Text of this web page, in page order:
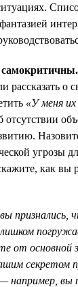
самокритичны.
рассказать о
«У меня
отсутствии
угрозы
как вы
признались,
от основной
секретом
например, вы